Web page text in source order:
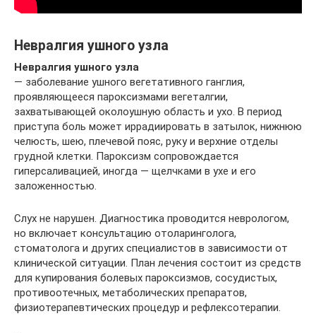
Невралгия ушного узла
Невралгия ушного узла
— заболевание ушного вегетативного ганглия,
проявляющееся пароксизмами вегеталгии,
захватывающей околоушную область и ухо. В период
приступа боль может иррадиировать в затылок, нижнюю
челюсть, шею, плечевой пояс, руку и верхние отделы
грудной клетки. Пароксизм сопровождается
гиперсаливацией, иногда — щелчками в ухе и его
заложенностью.
Слух не нарушен. Диагностика проводится неврологом,
но включает консультацию отоларинголога,
стоматолога и других специалистов в зависимости от
клинической ситуации. План лечения состоит из средств
для купирования болевых пароксизмов, сосудистых,
противоотечных, метаболических препаратов,
физиотерапевтических процедур и рефлексотерапии.